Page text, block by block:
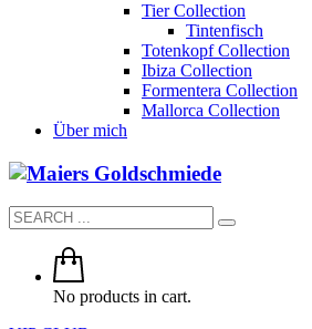
Tier Collection
Tintenfisch
Totenkopf Collection
Ibiza Collection
Formentera Collection
Mallorca Collection
Über mich
No products in cart.